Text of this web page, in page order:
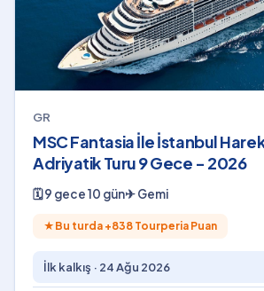
GR
MSC Fantasia İle İstanbul
Adriyatik Turu 9 Gece - 2026
🗓9 gece 10 gün✈Gemi
★ Bu turda +838 Tourperia Puan
İlk kalkış · 24 Ağu 2026